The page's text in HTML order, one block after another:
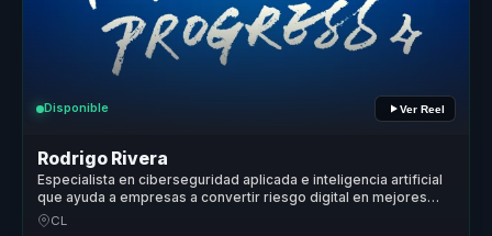
Disponible Ver Reel
Rodrigo Rivera
Especialista en ciberseguridad aplicada e inteligencia artificial
que ayuda a empresas a convertir riesgo digital en mejores
decisiones y ventaja competitiva.
CL